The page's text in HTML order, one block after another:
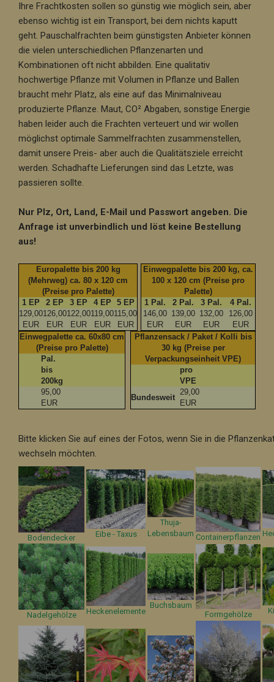
Ihre Frachtkosten sollen so günstig wie möglich sein, aber
ebenso wichtig ist ein Transport, bei dem nichts kaputt
geht. Pauschalfrachten beim günstigsten Anbieter können
die vielen unterschiedlichen Pflanzenarten und
Kombinationen oft nicht abbilden. Eine qualitativ
hochwertige Pflanze mit Volumen in Pflanze und Ballen
braucht mehr Platz, als eine auf das Minimalniveau
produzierte Pflanze. Maut, CO² Abgaben, sonstige Energie
haben leider auch die Frachten verteuert und wir wollen
möglichst optimale Sammelfrachten zusammenstellen,
damit unsere Preis- aber auch die Qualitätsziele erreicht
werden. Schadhafte Lieferungen sind das Letzte, was
passieren sollte.
Nur Plz, Ort, Land, E-Mail und Passwort angeben. Die
Anfrage ist unverbindlich und löst keine Bestellung
aus!
Europalette bis 200 kg
(Mehrweg) ca. 80 x 120 cm
(Preise pro Palette)
1 EP
2 EP 3 EP 4 EP
5 EP
129,00
EUR
126,00
EUR
122,00
EUR
119,00
EUR
115,00
EUR
Einwegpalette bis 200 kg, ca.
100 x 120 cm (Preise pro
Palette)
1 Pal.
2 Pal. 3 Pal.
4 Pal.
146,00
EUR
139,00
EUR
132,00
EUR
126,00
EUR
Einwegpalette ca. 60x80 cm
(Preise pro Palette)
Pal.
bis
200kg
95,00
EUR
Pflanzensack / Paket / Kolli bis
30 kg (Preise per
Verpackungseinheit VPE)
pro
VPE
Bundesweit
29,00
EUR
Bitte klicken Sie auf eines der Fotos, wenn Sie in die
wechseln möchten.
Bodendecker Eibe - Taxus
Thuja-
Lebensbaum Containerpflanzen
Nadelgehölze Heckenelemente
Buchsbaum
Formgehölze